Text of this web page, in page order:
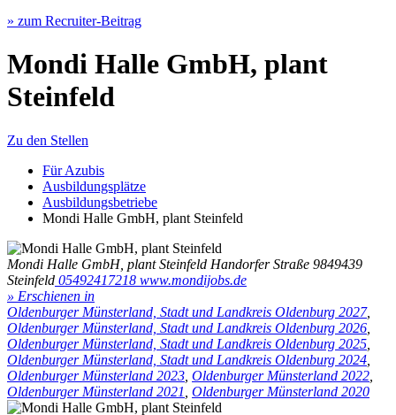
» zum Recruiter-Beitrag
Mondi Halle GmbH, plant
Steinfeld
Zu den Stellen
Für Azubis
Ausbildungsplätze
Ausbildungsbetriebe
Mondi Halle GmbH, plant Steinfeld
Mondi Halle GmbH, plant Steinfeld Handorfer Straße 9849439
Steinfeld 05492417218 www.mondijobs.de
» Erschienen in
Oldenburger Münsterland, Stadt und Landkreis Oldenburg 2027,
Oldenburger Münsterland, Stadt und Landkreis Oldenburg 2026
Oldenburger Münsterland, Stadt und Landkreis Oldenburg 2025
Oldenburger Münsterland, Stadt und Landkreis Oldenburg 2024
Oldenburger Münsterland 2023 Oldenburger Münsterland 2022
Oldenburger Münsterland 2021 Oldenburger Münsterland 2020